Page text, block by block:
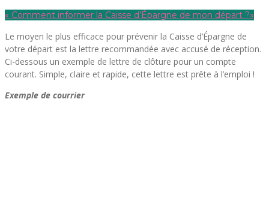
« Comment informer la Caisse d’Épargne de mon départ ?»
Le moyen le plus efficace pour prévenir la Caisse d’Épargne de
votre départ est la lettre recommandée avec accusé de réception.
Ci-dessous un exemple de lettre de clôture pour un compte
courant. Simple, claire et rapide, cette lettre est prête à l’emploi !
Exemple de courrier